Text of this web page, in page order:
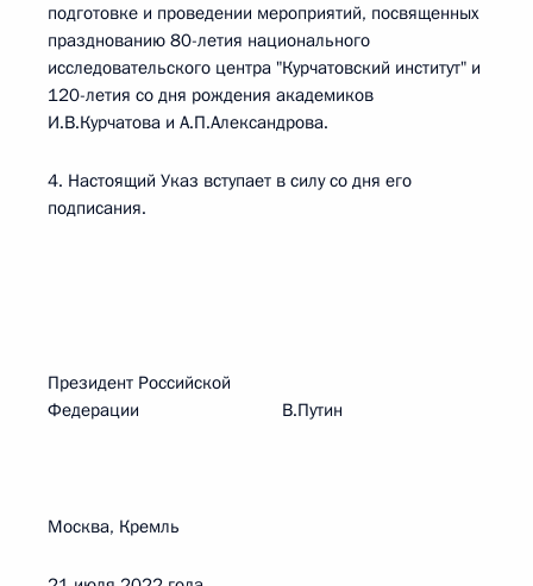
подготовке и проведении мероприятий, посвященных
празднованию 80-летия национального
исследовательского центра "Курчатовский институт" и
120-летия со дня рождения академиков
И.В.Курчатова и А.П.Александрова.
4. Настоящий Указ вступает в силу со дня его
подписания.
Президент Российской
Федерации В.Путин
Москва, Кремль